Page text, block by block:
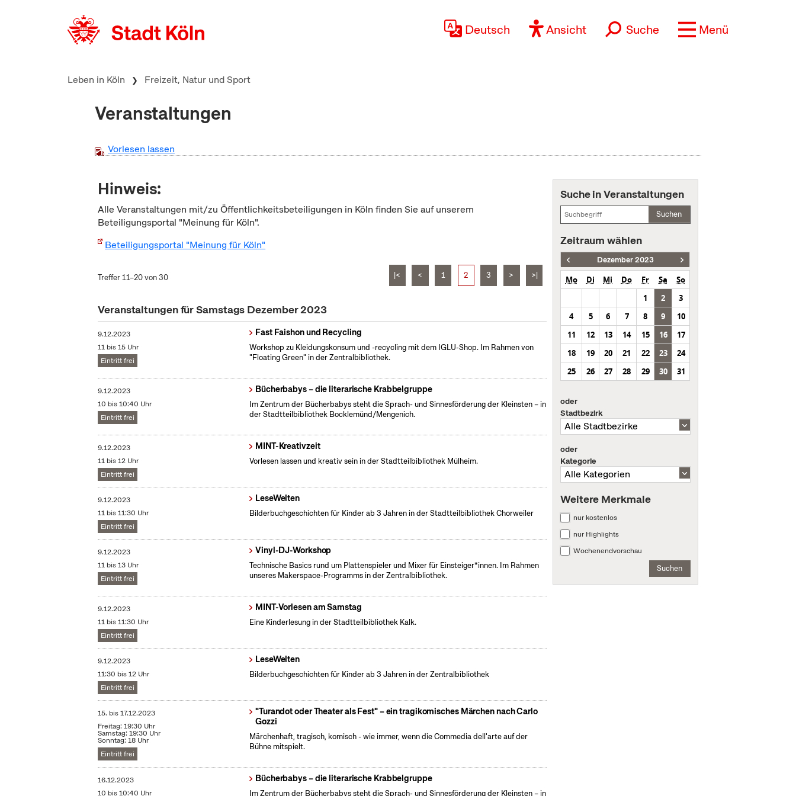
Deutsch Ansicht Suche Menü
Leben in Köln Freizeit, Natur und Sport
Veranstaltungen
Vorlesen lassen
Hinweis:
Alle Veranstaltungen mit/zu Öffentlichkeitsbeteiligungen in Köln finden Sie auf unserem
Beteiligungsportal "Meinung für Köln".
Beteiligungsportal "Meinung für Köln"
Treffer 11–20 von 30 |< < 1 2 3 > >|
Veranstaltungen für Samstags Dezember 2023
9.12.2023
11 bis 15 Uhr
Eintritt frei
Fast Faishon und Recycling
Workshop zu Kleidungskonsum und -recycling mit dem IGLU-Shop. Im Rahmen von
"Floating Green" in der Zentralbibliothek.
9.12.2023
10 bis 10:40 Uhr
Eintritt frei
Bücherbabys – die literarische Krabbelgruppe
Im Zentrum der Bücherbabys steht die Sprach- und Sinnesförderung der Kleinsten – in
der Stadtteilbibliothek Bocklemünd/Mengenich.
9.12.2023
11 bis 12 Uhr
Eintritt frei
MINT-Kreativzeit
Vorlesen lassen und kreativ sein in der Stadtteilbibliothek Mülheim.
9.12.2023
11 bis 11:30 Uhr
Eintritt frei
LeseWelten
Bilderbuchgeschichten für Kinder ab 3 Jahren in der Stadtteilbibliothek Chorweiler
9.12.2023
11 bis 13 Uhr
Eintritt frei
Vinyl-DJ-Workshop
Technische Basics rund um Plattenspieler und Mixer für Einsteiger*innen. Im Rahmen
unseres Makerspace-Programms in der Zentralbibliothek.
9.12.2023
11 bis 11:30 Uhr
Eintritt frei
MINT-Vorlesen am Samstag
Eine Kinderlesung in der Stadtteilbibliothek Kalk.
9.12.2023
11:30 bis 12 Uhr
Eintritt frei
LeseWelten
Bilderbuchgeschichten für Kinder ab 3 Jahren in der Zentralbibliothek
15. bis17.12.2023
Freitag: 19:30 Uhr
Samstag: 19:30 Uhr
Sonntag: 18 Uhr
Eintritt frei
"Turandot oder Theater als Fest" – ein tragikomisches Märchen nach Carlo
Gozzi
Märchenhaft, tragisch, komisch - wie immer, wenn die Commedia dell'arte auf der
Bühne mitspielt.
16.12.2023
10 bis 10:40 Uhr
Bücherbabys – die literarische Krabbelgruppe
Im Zentrum der Bücherbabys steht die Sprach- und Sinnesförderung der Kleinsten – in
Suche in Veranstaltungen
Suchen
Zeitraum wählen
Dezember 2023
Mo Di Mi Do Fr Sa
So
1
2
3
4
5 6 7 8 9
10
11
12 13 14 15 16
17
18
19 20 21 22 23
24
25
26 27 28 29 30 31
oder
Stadtbezirk
oder
Kategorie
Weitere Merkmale
nur kostenlos
nur Highlights
Wochenendvorschau
Suchen